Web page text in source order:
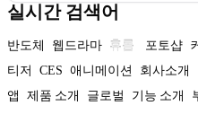
실시간 검색어
반도체 웹드라마 휴롬 포토샵
티저
CES 애니메이션 회사소개
앱
제품 소개 글로벌 기능 소개